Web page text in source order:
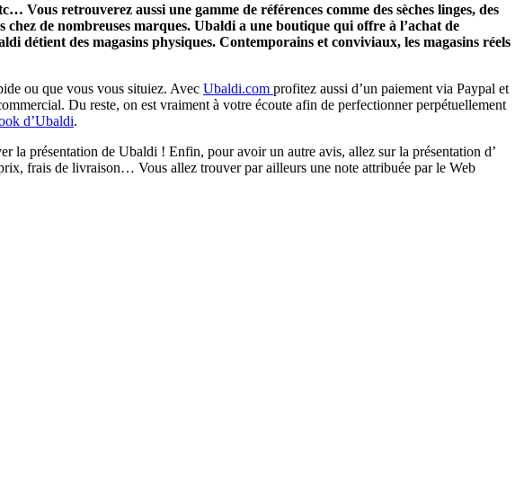
Vous retrouverez aussi une gamme de références comme des sèches linges, des
de nombreuses marques. Ubaldi a une boutique qui offre à l’achat de
des magasins physiques. Contemporains et conviviaux, les magasins réels
ou que vous vous situiez. Avec Ubaldi.com profitez aussi d’un paiement via Paypal et
Du reste, on est vraiment à votre écoute afin de perfectionner perpétuellement
d’Ubaldi.
la présentation de Ubaldi ! Enfin, pour avoir un autre avis, allez sur la présentation d’
frais de livraison… Vous allez trouver par ailleurs une note attribuée par le Web